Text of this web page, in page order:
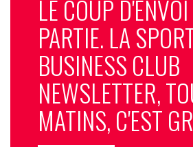
LE COUP
PARTIE. LA
BUSINESS CLUB
NEWSLETTER,
MATINS, C'EST